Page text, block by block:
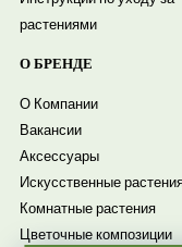
растениями
О БРЕНДЕ
О Компании
Вакансии
Аксессуары
Искусственные
Комнатные растения
Цветочные композиции